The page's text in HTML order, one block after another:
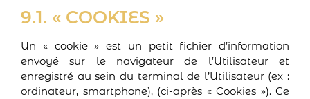
9.1. « COOKIES »
Un « cookie » est un petit fichier d’information
envoyé sur le navigateur de l’Utilisateur et
enregistré au sein du terminal de l’Utilisateur (ex :
ordinateur, smartphone), (ci-après « Cookies »). Ce